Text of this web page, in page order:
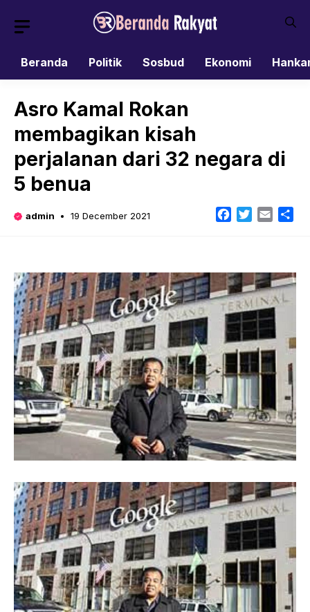
Beranda
Politik Sosbud Ekonomi
Asro Kamal Rokan
membagikan kisah
perjalanan dari 32 negara di
5 benua
admin 19 December 2021 Facebook
TwitterEmail